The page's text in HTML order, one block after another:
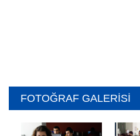
FOTOĞRAF GALERİSİ